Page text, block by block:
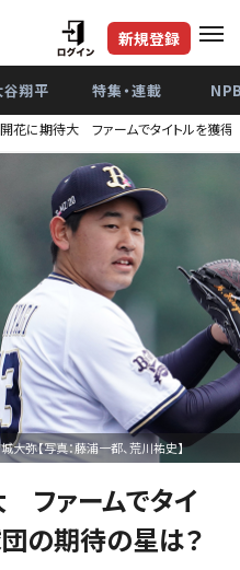
新規登録
谷翔平 特集・連載
花に期待大 ファームでタイトルを獲得
大弥【写真：藤浦一都、荒川祐史】
ファームでタイ
の期待の星は？